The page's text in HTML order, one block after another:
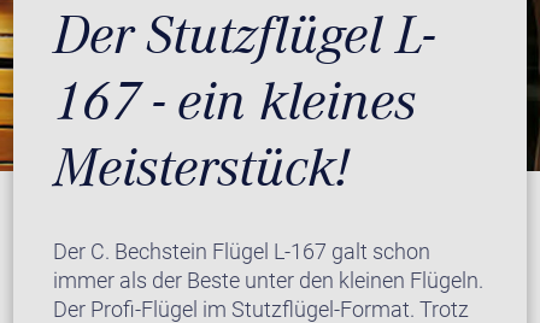
Der Stutzflügel L-
167 - ein kleines
Meisterstück!
Der C. Bechstein Flügel L-167 galt schon
immer als der Beste unter den kleinen Flügeln.
Der Profi-Flügel im Stutzflügel-Format. Trotz